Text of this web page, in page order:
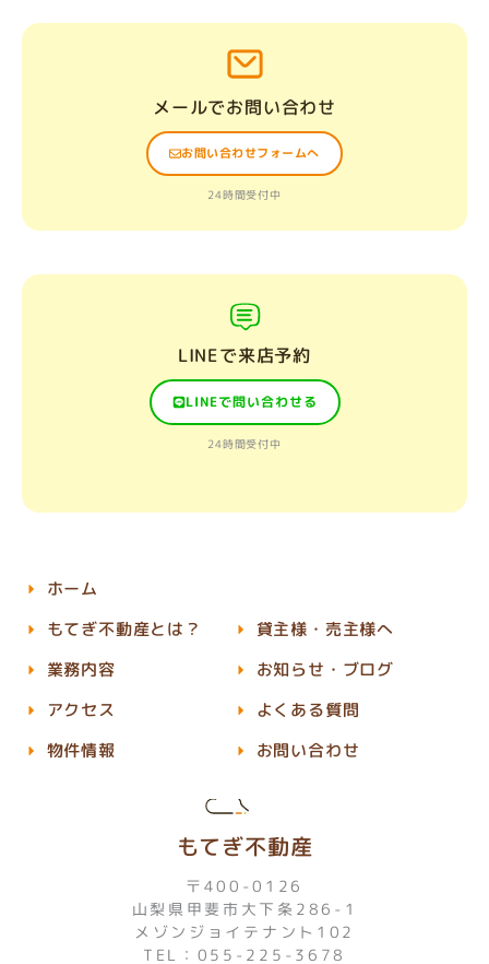
メールでお問い合わせ
お問い合わせフォームへ
24時間受付中
LINEで来店予約
LINEで問い合わせる
24時間受付中
もてぎ不動産
〒400-0126
山梨県甲斐市大下条286-1
メゾンジョイテナント102
TEL：055-225-3678
ホーム
もてぎ不動産とは？
業務内容
アクセス
物件情報
貸主様・売主様へ
お知らせ・ブログ
よくある質問
お問い合わせ